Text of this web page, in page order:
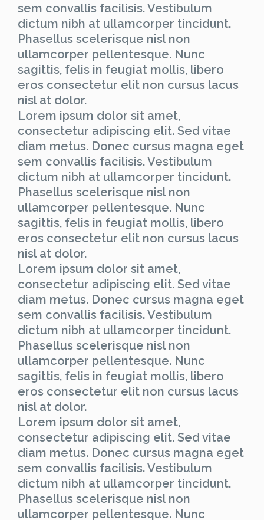
sem convallis facilisis. Vestibulum
dictum nibh at ullamcorper tincidunt.
Phasellus scelerisque nisl non
ullamcorper pellentesque. Nunc
sagittis, felis in feugiat mollis, libero
eros consectetur elit non cursus lacus
nisl at dolor.
Lorem ipsum dolor sit amet,
consectetur adipiscing elit. Sed vitae
diam metus. Donec cursus magna eget
sem convallis facilisis. Vestibulum
dictum nibh at ullamcorper tincidunt.
Phasellus scelerisque nisl non
ullamcorper pellentesque. Nunc
sagittis, felis in feugiat mollis, libero
eros consectetur elit non cursus lacus
nisl at dolor.
Lorem ipsum dolor sit amet,
consectetur adipiscing elit. Sed vitae
diam metus. Donec cursus magna eget
sem convallis facilisis. Vestibulum
dictum nibh at ullamcorper tincidunt.
Phasellus scelerisque nisl non
ullamcorper pellentesque. Nunc
sagittis, felis in feugiat mollis, libero
eros consectetur elit non cursus lacus
nisl at dolor.
Lorem ipsum dolor sit amet,
consectetur adipiscing elit. Sed vitae
diam metus. Donec cursus magna eget
sem convallis facilisis. Vestibulum
dictum nibh at ullamcorper tincidunt.
Phasellus scelerisque nisl non
ullamcorper pellentesque. Nunc